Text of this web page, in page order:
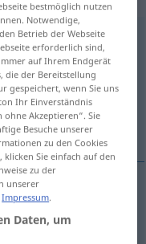
antippen)
bestmöglich nutzen
Notwendige,
Betrieb der Webseite
erforderlich sind,
auf Ihrem Endgerät
die der Bereitstellung
gespeichert, wenn Sie uns
Ihr Einverständnis
ohne Akzeptieren“. Sie
Besuche unserer
zu den Cookies
Sie einfach auf den
zu der
unserer
Impressum.
Daten, um